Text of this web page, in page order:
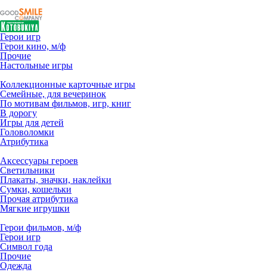
Герои игр
Герои кино, м/ф
Прочие
Настольные игры
Коллекционные карточные игры
Семейные, для вечеринок
По мотивам фильмов, игр, книг
В дорогу
Игры для детей
Головоломки
Атрибутика
Аксессуары героев
Светильники
Плакаты, значки, наклейки
Сумки, кошельки
Прочая атрибутика
Мягкие игрушки
Герои фильмов, м/ф
Герои игр
Символ года
Прочие
Одежда